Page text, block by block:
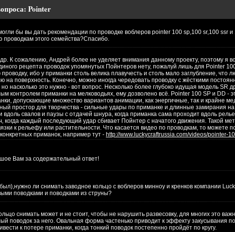
Pointer
бы вы дать рекомендации по проводке воблеров pointer 100 sp,100 sr,100 ssr
проводкам этого семейства?Спасибо.
К сожалению, Андрей более не уделяет внимания данному проекту, поэтому я
рецепта проводок упомянутых Пойнтеров нету, пожалуй лишь для Pointer
ибо у приманки столь велика плавучесть и столь мало заглубление,
на поверхность. Конечно, можно иногда чередовать проводку с жёсткими
насколько это нужно - вот вопрос. Несколько более глубоко идущая модель SR
контролем приманки на мелководьях, ему дозволено всё. Pointer 100 SP и DD -
допускающие множество вариантов анимации, как энергичные, так и крайне
простор для творчества - сильные удары по приманке и длинные замирания
свалов и паузы с отдачей шнура, когда приманка сама проходит вдоль
когда каждый последующий удар сбивает Пойнтер с начатого движения. Такой
к рельефу или растительности. Что касается видео по проводкам, то можете
приманок, например тут - http://www.luckycraftrussia.com/videos/pointer-
Вам за содержательный ответ!
ли снимать заводное кольцо с воблеров минноу и кренков компании
поводками и поводками из струны?
снимать может и не стоит, чтобы не нарушить развесовку, для многих это
поводок за него. Овальная форма частенько приводит к эффекту закусывания
к потере приманки, когда тонкий поводок постепенно пройдёт по кругу.